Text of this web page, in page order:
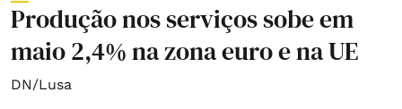
Produção nos serviços sobe em
maio 2,4% na zona euro e na UE
DN/Lusa